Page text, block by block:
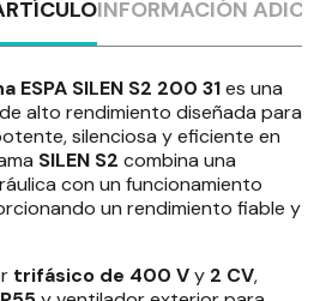
INFORMACIÓN
SILEN S2 200 31es una
alto rendimiento diseñada para
silenciosa y eficiente en
SILEN S2 combina una
con un funcionamiento
un rendimiento fiable y
trifásico de 400 Vy 2 CV,